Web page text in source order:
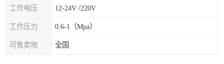
工作电压 12-24V /220V
工作压力 0.6-1（Mpa）
可售卖地 全国